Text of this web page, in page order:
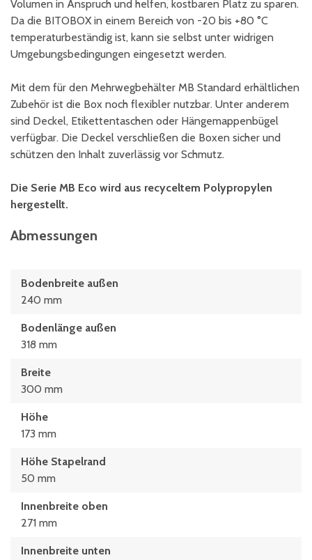
Volumen in Anspruch und helfen, kostbaren Platz zu sparen.
Da die BITOBOX in einem Bereich von -20 bis +80 °C
temperaturbeständig ist, kann sie selbst unter widrigen
Umgebungsbedingungen eingesetzt werden.
Mit dem für den Mehrwegbehälter MB Standard erhältlichen
Zubehör ist die Box noch flexibler nutzbar. Unter anderem
sind Deckel, Etikettentaschen oder Hängemappenbügel
verfügbar. Die Deckel verschließen die Boxen sicher und
schützen den Inhalt zuverlässig vor Schmutz.
Die Serie MB Eco wird aus recyceltem Polypropylen
hergestellt.
Abmessungen
Bodenbreite außen
240 mm
Bodenlänge außen
318 mm
Breite
300 mm
Höhe
173 mm
Höhe Stapelrand
50 mm
Innenbreite oben
271 mm
Innenbreite unten